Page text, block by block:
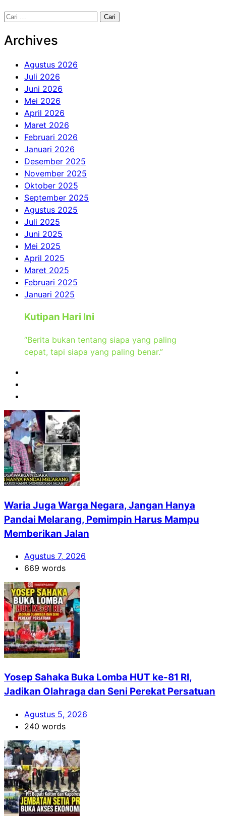
Cari
Archives
Agustus 2026
Juli 2026
Juni 2026
Mei 2026
April 2026
Maret 2026
Februari 2026
Januari 2026
Desember 2025
November 2025
Oktober 2025
September 2025
Agustus 2025
Juli 2025
Juni 2025
Mei 2025
April 2025
Maret 2025
Februari 2025
Januari 2025
Kutipan Hari Ini
“Berita bukan tentang siapa yang paling
cepat, tapi siapa yang paling benar.”
Waria Juga Warga Negara, Jangan Hanya
Pandai Melarang, Pemimpin Harus Mampu
Memberikan Jalan
Agustus 7, 2026
669 words
Yosep Sahaka Buka Lomba HUT ke-81 RI,
Jadikan Olahraga dan Seni Perekat Persatuan
Agustus 5, 2026
240 words